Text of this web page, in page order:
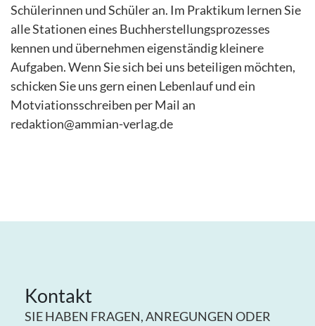
Schülerinnen und Schüler an. Im Praktikum lernen Sie
alle Stationen eines Buchherstellungsprozesses
kennen und übernehmen eigenständig kleinere
Aufgaben. Wenn Sie sich bei uns beteiligen möchten,
schicken Sie uns gern einen Lebenlauf und ein
Motviationsschreiben per Mail an
redaktion@ammian-verlag.de
Kontakt
SIE HABEN FRAGEN, ANREGUNGEN ODER